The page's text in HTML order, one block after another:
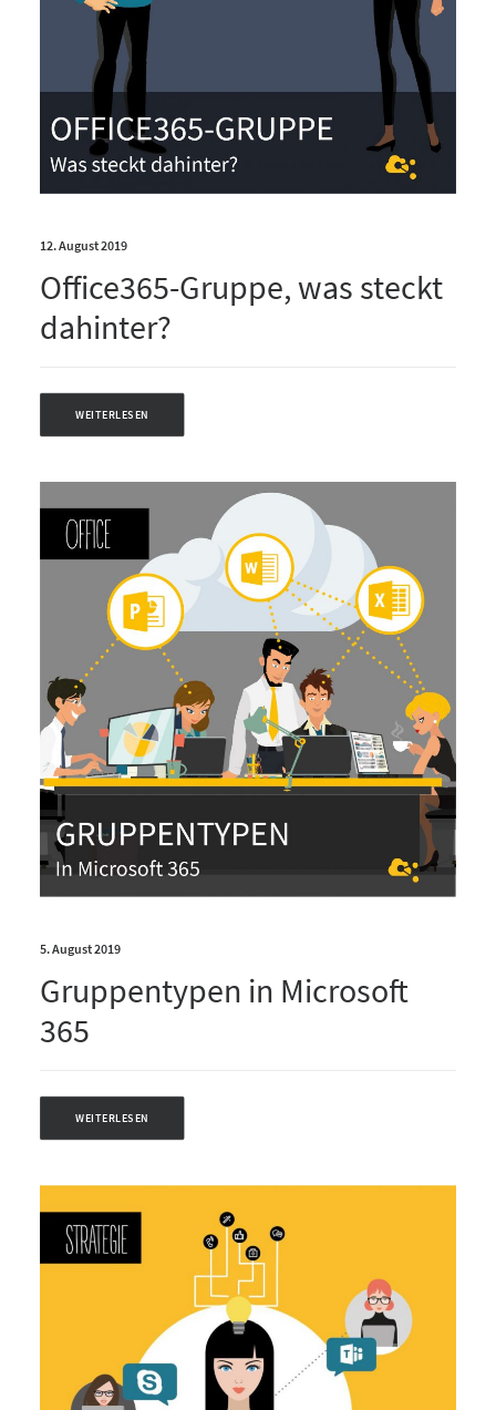
12. August 2019
Office365-Gruppe, was steckt
dahinter?
WEITERLESEN
5. August 2019
Gruppentypen in Microsoft
365
WEITERLESEN